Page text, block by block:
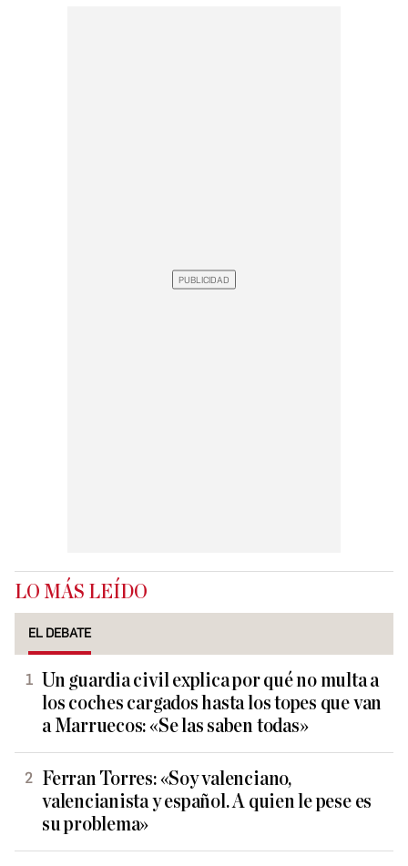
LO MÁS LEÍDO
EL DEBATE
Un guardia civil explica por qué no multa a
los coches cargados hasta los topes que van
a Marruecos: «Se las saben todas»
Ferran Torres: «Soy valenciano,
valencianista y español. A quien le pese es
su problema»